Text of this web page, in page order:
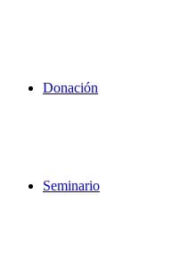
Donación
Seminario